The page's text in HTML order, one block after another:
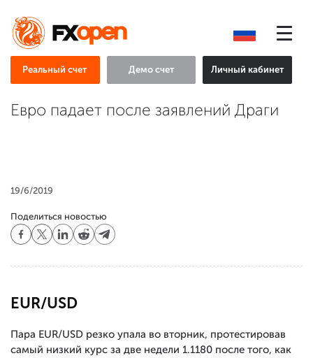
Реальный счет Демо счет Личный кабинет
Евро падает после заявлений Драги
19/6/2019
Поделиться новостью
EUR/USD
Пара EUR/USD резко упала во вторник, протестировав
самый низкий курс за две недели 1.1180 после того, как